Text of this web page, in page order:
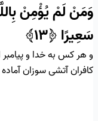
وَمَنْ لَمْ يُؤْمِنْ
سَعِيرًا ﴿۱۳﴾
و هر كس به خدا و پيامبر
كافران آتشى سوزان آماده